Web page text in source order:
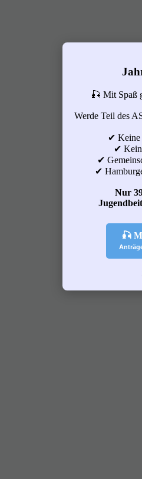
🎣 Mit Spaß
Werde Teil des
✔ Keine
✔
✔
✔
Nur
🎣